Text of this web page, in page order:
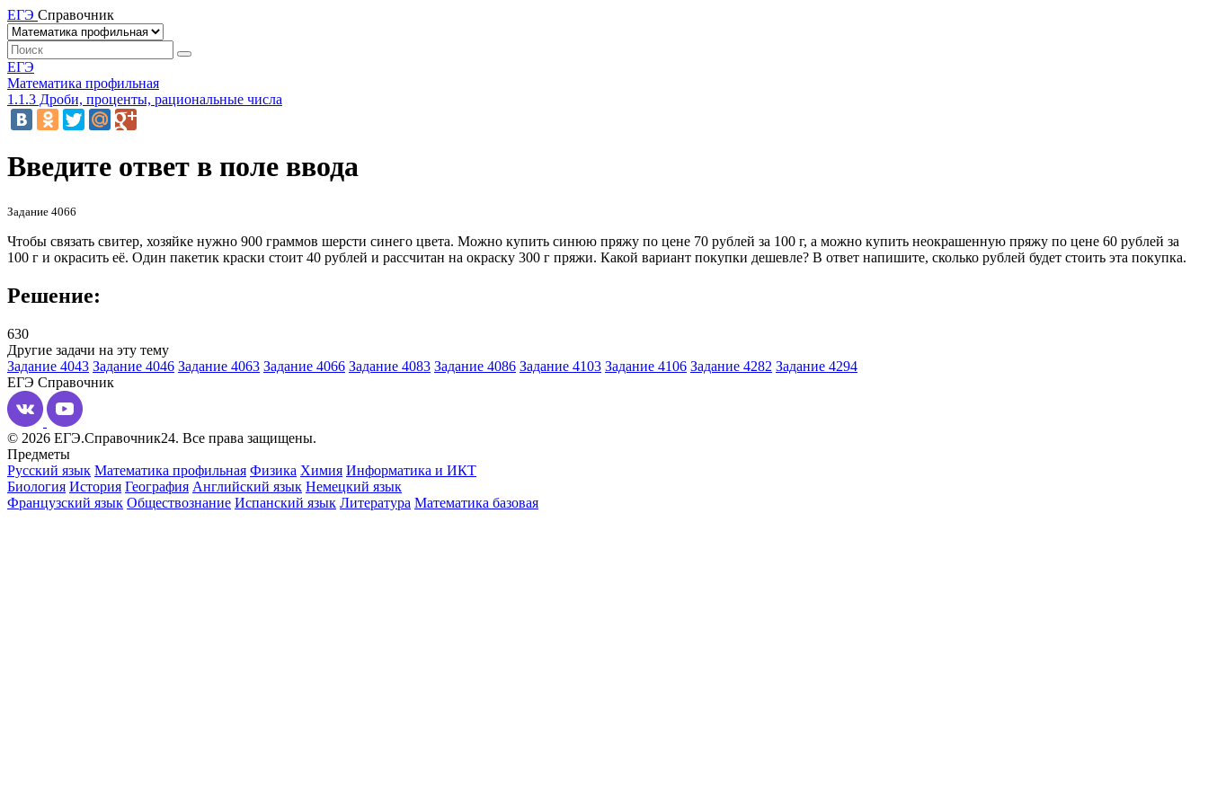
ЕГЭ Справочник
ЕГЭ
Математика профильная
1.1.3 Дроби, проценты, рациональные числа
Введите ответ в поле ввода
Задание 4066
Чтобы связать свитер, хозяйке нужно 900 граммов шерсти синего цвета. Можно купить синюю пряжу по цене 70 рублей за 100 г, а можно купить неокрашенную пряжу по цене 60 рублей за
100 г и окрасить её. Один пакетик краски стоит 40 рублей и рассчитан на окраску 300 г пряжи. Какой вариант покупки дешевле? В ответ напишите, сколько рублей будет стоить эта покупка.
Решение:
630
Другие задачи на эту тему
Задание 4043 Задание 4046 Задание 4063 Задание 4066 Задание 4083 Задание 4086 Задание 4103 Задание 4106 Задание 4282 Задание 4294
ЕГЭ Справочник
© 2026 ЕГЭ.Справочник24. Все права защищены.
Предметы
Русский язык Математика профильная Физика Химия Информатика и ИКТ
Биология История География Английский язык Немецкий язык
Французский язык Обществознание Испанский язык Литература Математика базовая